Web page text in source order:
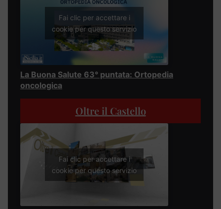
Fai clic per accettare i
cookie per questo servizio
La Buona Salute 63° puntata: Ortopedia
oncologica
Oltre il Castello
Fai clic per accettare i
cookie per questo servizio